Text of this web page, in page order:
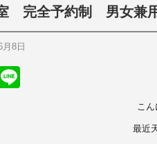
完全予約制 男女兼
8日
T
こ
最近